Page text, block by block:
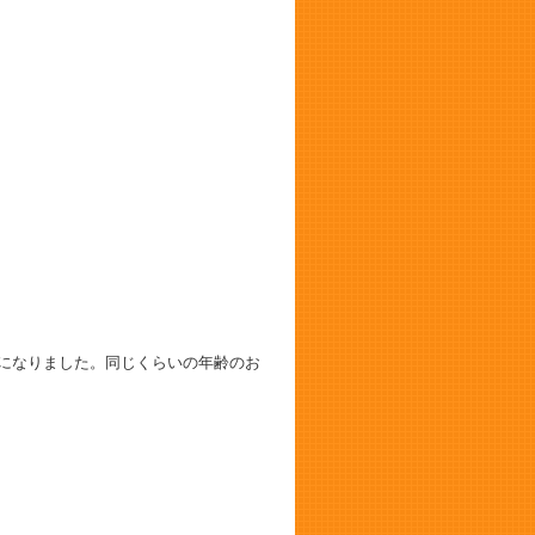
なりました。同じくらいの年齢のお